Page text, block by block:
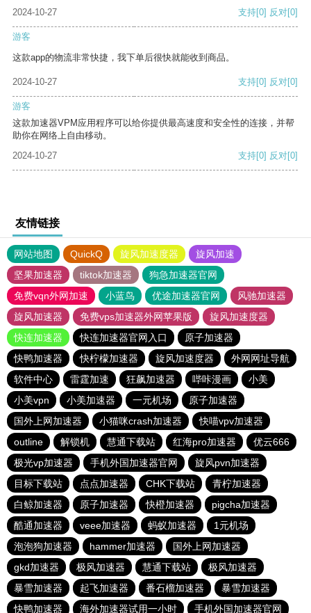
2024-10-27
支持[0] 反对[0]
游客
这款app的物流非常快捷，我下单后很快就能收到商品。
2024-10-27 支持[0] 反对[0]
游客
这款加速器VPM应用程序可以给你提供最高速度和安全性的连接，并帮
助你在网络上自由移动。
2024-10-27
支持[0] 反对[0]
友情链接
网站地图 QuickQ 旋风加速度器
旋风加速
坚果加速器
tiktok加速器
狗急加速器官网
免费vqn外网加速
小蓝鸟 优途加速器官网
风驰加速器
旋风加速器
免费vps加速器外网苹果版
旋风加速度器
快连加速器
快连加速器官网入口
原子加速器
快鸭加速器
快柠檬加速器 旋风加速度器
外网网址导航
软件中心
雷霆加速 狂飙加速器 哔咔漫画
小美
小美vpn
小美加速器 一元机场
原子加速器
国外上网加速器
小猫咪crash加速器
快喵vpv加速器
outline
解锁机 慧通下载站 红海pro加速器
优云666
极光vp加速器
手机外国加速器官网
旋风pvn加速器
目标下载站
点点加速器 CHK下载站
青柠加速器
白鲸加速器
原子加速器 快橙加速器
pigcha加速器
酷通加速器
veee加速器 蚂蚁加速器
1元机场
泡泡狗加速器
hammer加速器
国外上网加速器
gkd加速器
极风加速器 慧通下载站
极风加速器
暴雪加速器
起飞加速器 番石榴加速器
暴雪加速器
快鸭加速器
海外加速器试用一小时 手机外国加速器官网